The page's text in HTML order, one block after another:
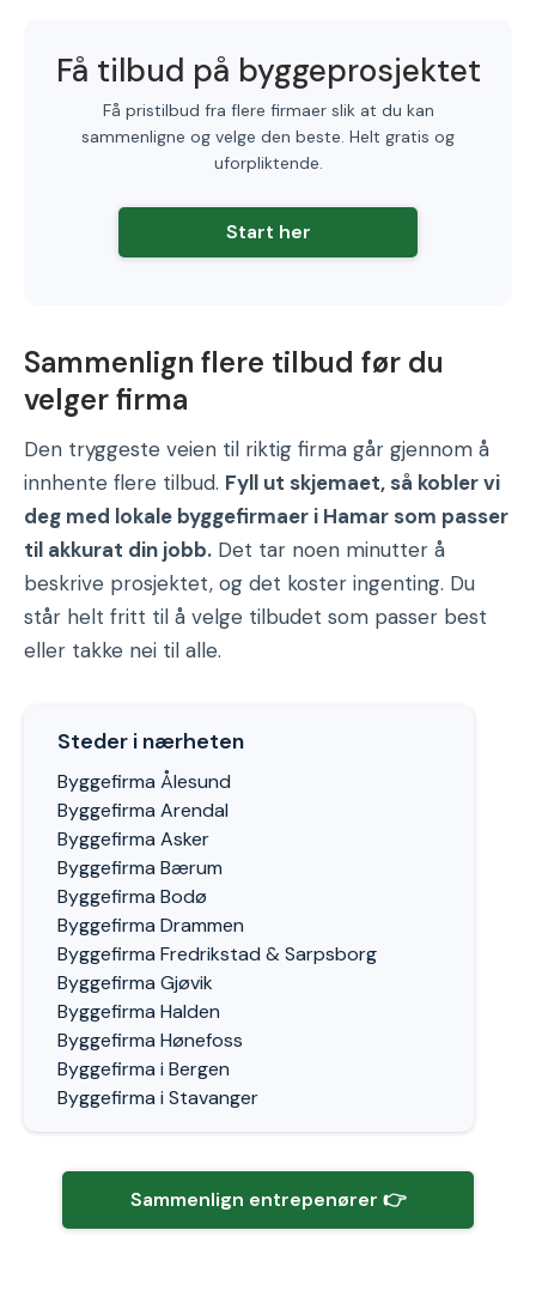
Få tilbud på byggeprosjektet
Få pristilbud fra flere firmaer slik at du kan
sammenligne og velge den beste. Helt gratis og
uforpliktende.
Start her
Sammenlign flere tilbud før du
velger firma
Den tryggeste veien til riktig firma går gjennom å
innhente flere tilbud. Fyll ut skjemaet, så kobler vi
deg med lokale byggefirmaer i Hamar som passer
til akkurat din jobb. Det tar noen minutter å
beskrive prosjektet, og det koster ingenting. Du
står helt fritt til å velge tilbudet som passer best
eller takke nei til alle.
Steder i nærheten
Byggefirma Ålesund
Byggefirma Arendal
Byggefirma Asker
Byggefirma Bærum
Byggefirma Bodø
Byggefirma Drammen
Byggefirma Fredrikstad & Sarpsborg
Byggefirma Gjøvik
Byggefirma Halden
Byggefirma Hønefoss
Byggefirma i Bergen
Byggefirma i Stavanger
Sammenlign entrepenører 👉